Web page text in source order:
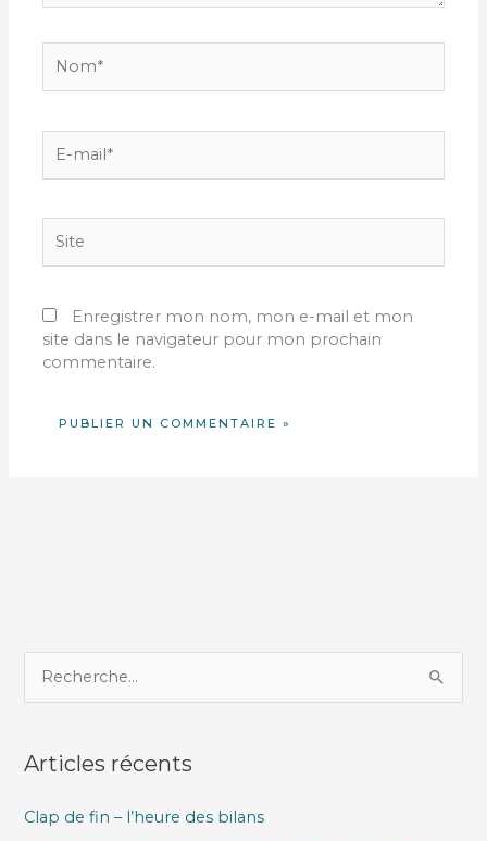
mail*
Enregistrer mon nom, mon e-mail et mon
site dans le navigateur pour mon prochain
commentaire.
e
h
r
Articles récents
Clap de fin – l’heure des bilans